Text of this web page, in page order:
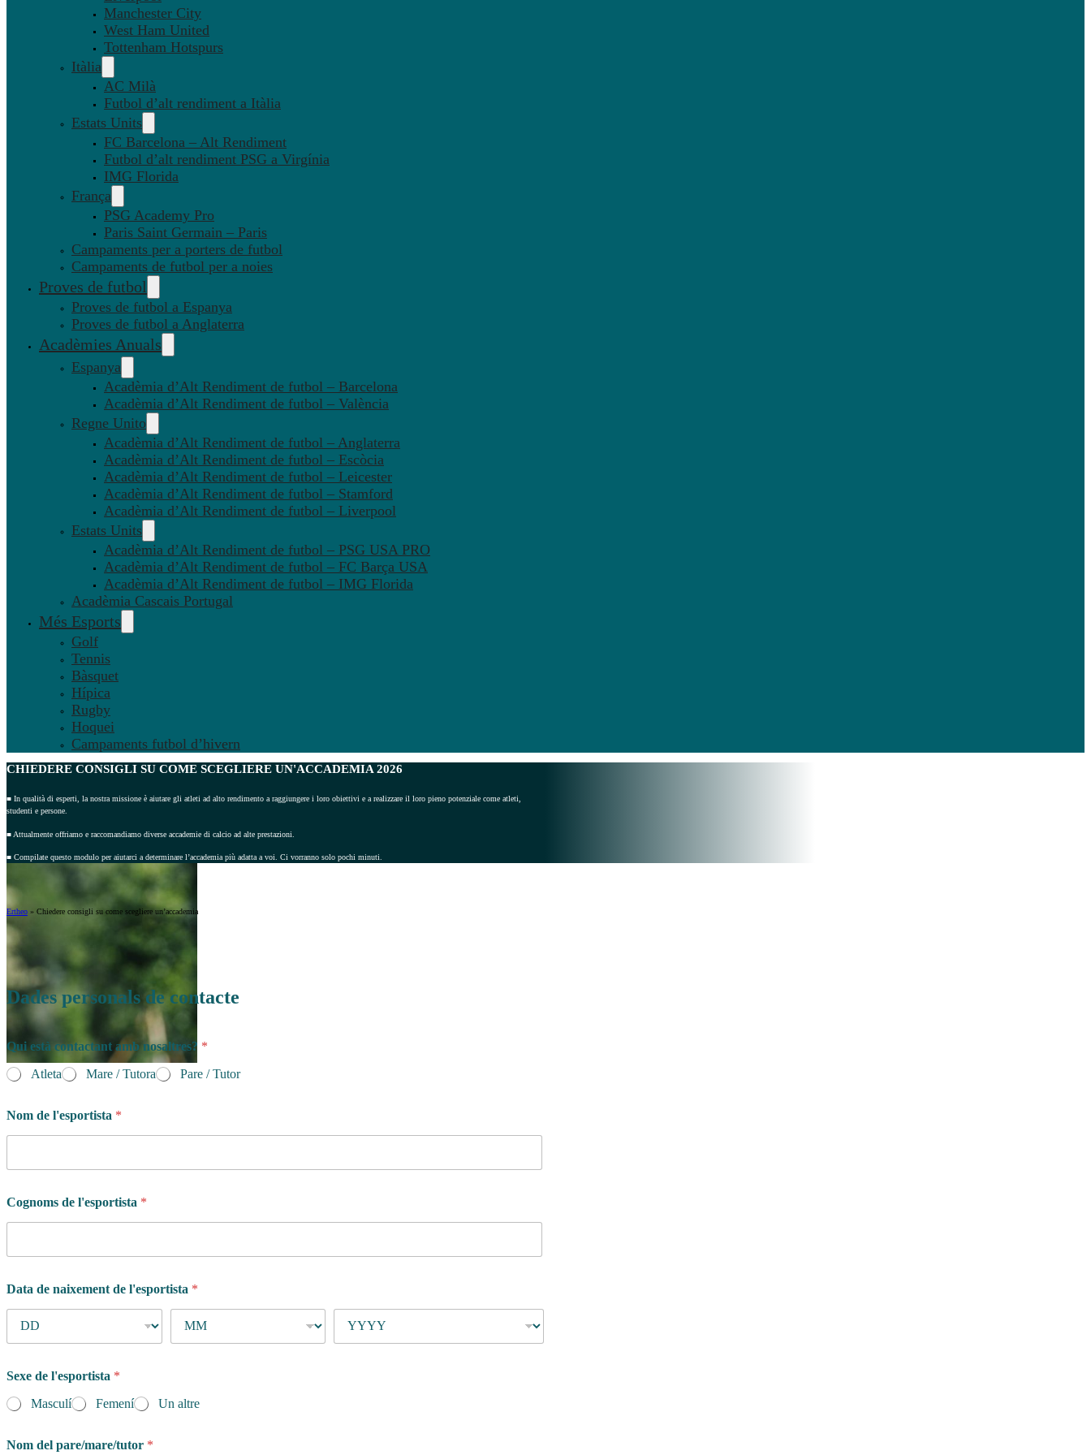
Manchester City
West Ham United
Tottenham Hotspurs
Itàlia
AC Milà
Futbol d’alt rendiment a Itàlia
Estats Units
FC Barcelona – Alt Rendiment
Futbol d’alt rendiment PSG a Virgínia
IMG Florida
França
PSG Academy Pro
Paris Saint Germain – Paris
Campaments per a porters de futbol
Campaments de futbol per a noies
Proves de futbol
Proves de futbol a Espanya
Proves de futbol a Anglaterra
Acadèmies Anuals
Espanya
Acadèmia d’Alt Rendiment de futbol – Barcelona
Acadèmia d’Alt Rendiment de futbol – València
Regne Unito
Acadèmia d’Alt Rendiment de futbol – Anglaterra
Acadèmia d’Alt Rendiment de futbol – Escòcia
Acadèmia d’Alt Rendiment de futbol – Leicester
Acadèmia d’Alt Rendiment de futbol – Stamford
Acadèmia d’Alt Rendiment de futbol – Liverpool
Estats Units
Acadèmia d’Alt Rendiment de futbol – PSG USA PRO
Acadèmia d’Alt Rendiment de futbol – FC Barça USA
Acadèmia d’Alt Rendiment de futbol – IMG Florida
Acadèmia Cascais Portugal
Més Esports
Golf
Tennis
Bàsquet
Hípica
Rugby
Hoquei
Campaments futbol d’hivern
CHIEDERE CONSIGLI SU COME SCEGLIERE UN'ACCADEMIA 2026
■ In qualità di esperti, la nostra missione è aiutare gli atleti ad alto rendimento a raggiungere i loro obiettivi e a realizzare il loro pieno potenziale come atleti,
studenti e persone.
■ Attualmente offriamo e raccomandiamo diverse accademie di calcio ad alte prestazioni.
■ Compilate questo modulo per aiutarci a determinare l’accademia più adatta a voi. Ci vorranno solo pochi minuti.
Ertheo » Chiedere consigli su come scegliere un’accademia
Dades personals de contacte
Qui està contactant amb nosaltres? *
Atleta
Mare / Tutora Pare / Tutor
Nom de l'esportista *
Cognoms de l'esportista *
Data de naixement de l'esportista *
Sexe de l'esportista *
Masculí
Femení Un altre
Nom del pare/mare/tutor *